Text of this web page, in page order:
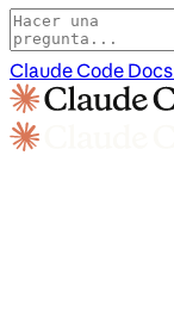
Claude Code Docs